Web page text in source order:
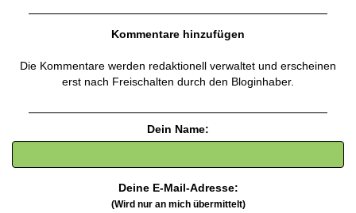
Kommentare hinzufügen
Die Kommentare werden redaktionell verwaltet und erscheinen
erst nach Freischalten durch den Bloginhaber.
Dein Name:
Deine E-Mail-Adresse:
(Wird nur an mich übermittelt)